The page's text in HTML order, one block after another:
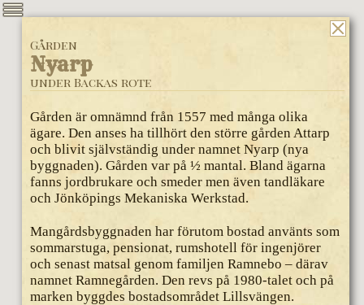
Gården
Nyarp
under Backas rote
Gården är omnämnd från 1557 med många olika
ägare. Den anses ha tillhört den större gården Attarp
och blivit självständig under namnet Nyarp (nya
byggnaden). Gården var på ½ mantal. Bland ägarna
fanns jordbrukare och smeder men även tandläkare
och Jönköpings Mekaniska Werkstad.
Mangårdsbyggnaden har förutom bostad använts som
sommarstuga, pensionat, rumshotell för ingenjörer
och senast matsal genom familjen Ramnebo – därav
namnet Ramnegården. Den revs på 1980-talet och på
marken byggdes bostadsområdet Lillsvängen.